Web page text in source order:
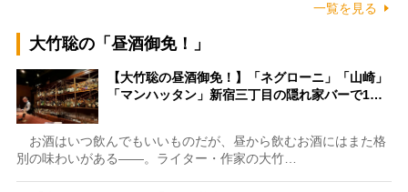
一覧を見る
大竹聡の「昼酒御免！」
【大竹聡の昼酒御免！】「ネグローニ」「山崎」
「マンハッタン」新宿三丁目の隠れ家バーで1…
お酒はいつ飲んでもいいものだが、昼から飲むお酒にはまた格
別の味わいがある――。ライター・作家の大竹…